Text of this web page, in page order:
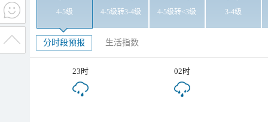
4-5级 4-5级转3-4级 4-5级转<3级 3-4级
分时段预报 生活指数
23时 02时